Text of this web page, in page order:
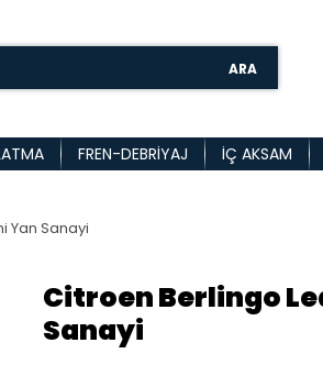
ARA
FREN-DEBRIYAJ İÇ AKSAM
Yan Sanayi
Citroen Berlingo
Sanayi